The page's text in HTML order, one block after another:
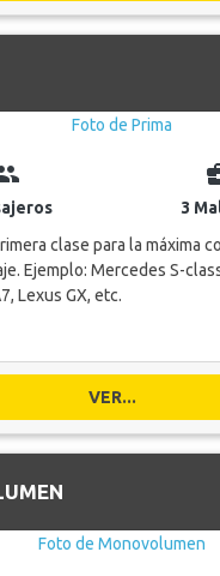
3
clase para la máxima
Ejemplo: Mercedes S-
Lexus GX, etc.
VER...